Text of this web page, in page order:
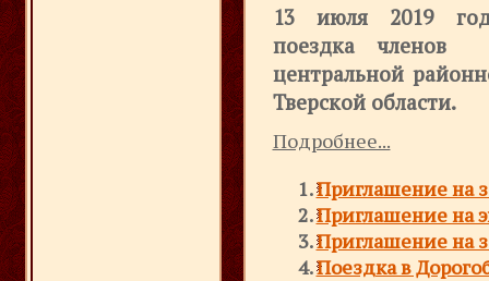
13 июля 2019
поездка членов
центральной
Тверской области.
Подробнее...
Приглашение на
Приглашение на
Приглашение на
Поездка в